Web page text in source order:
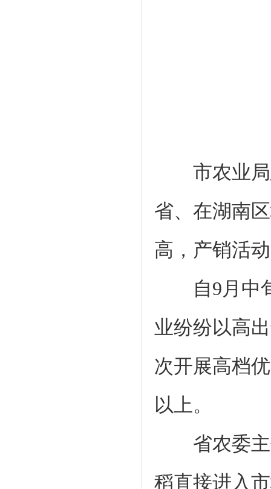
市农业局
省、在湖南
高，产销活
自9月中旬
业纷纷以高
次开展高档
以上。
省农委主
稻直接进入